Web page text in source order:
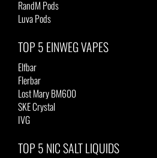
RandM Pods
Luva Pods
TOP 5 EINWEG VAPES
Elfbar
Flerbar
Lost Mary BM600
SKE Crystal
IVG
TOP 5 NIC SALT LIQUIDS